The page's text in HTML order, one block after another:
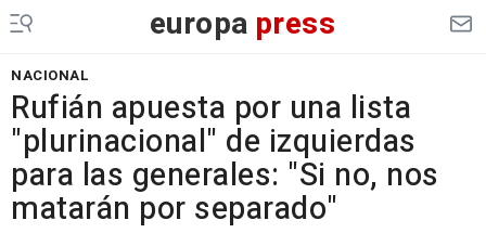
europa press
NACIONAL
Rufián apuesta por una lista
"plurinacional" de izquierdas
para las generales: "Si no, nos
matarán por separado"